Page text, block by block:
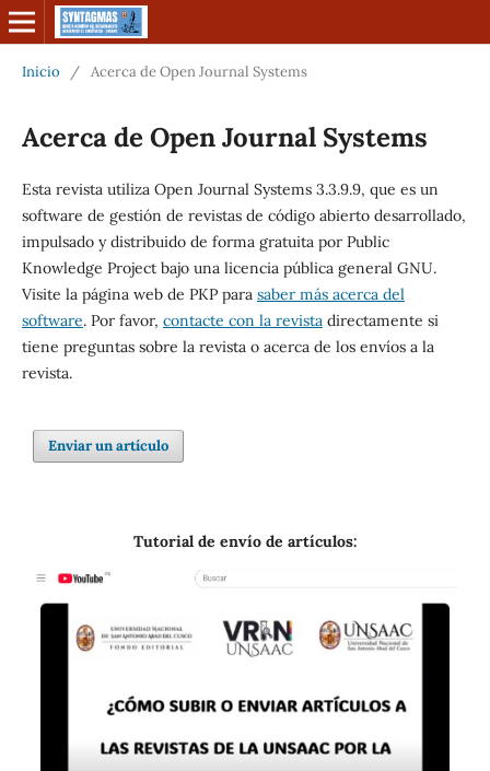
Inicio / Acerca de Open Journal Systems
Acerca de Open Journal Systems
Esta revista utiliza Open Journal Systems 3.3.9.9, que es un
software de gestión de revistas de código abierto desarrollado,
impulsado y distribuido de forma gratuita por Public
Knowledge Project bajo una licencia pública general GNU.
Visite la página web de PKP para saber más acerca del
software. Por favor, contacte con la revistadirectamente si
tiene preguntas sobre la revista o acerca de los envíos a la
revista.
Enviar un artículo
Tutorial de envío de artículos: